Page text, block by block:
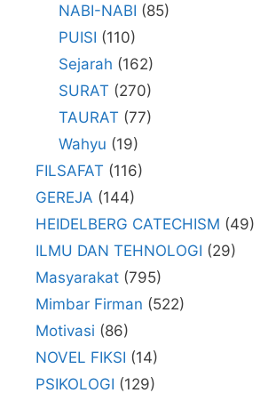
NABI-NABI (85)
PUISI (110)
Sejarah (162)
SURAT (270)
TAURAT (77)
Wahyu (19)
FILSAFAT (116)
GEREJA (144)
HEIDELBERG CATECHISM (49)
ILMU DAN TEHNOLOGI (29)
Masyarakat (795)
Mimbar Firman (522)
Motivasi (86)
NOVEL FIKSI (14)
PSIKOLOGI (129)